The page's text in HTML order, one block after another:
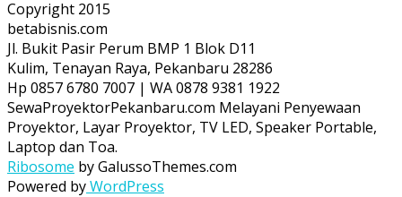
Copyright 2015
betabisnis.com
Jl. Bukit Pasir Perum BMP 1 Blok D11
Kulim, Tenayan Raya, Pekanbaru 28286
Hp 0857 6780 7007 | WA 0878 9381 1922
SewaProyektorPekanbaru.com Melayani Penyewaan
Proyektor, Layar Proyektor, TV LED, Speaker Portable,
Laptop dan Toa.
Ribosome by GalussoThemes.com
Powered byWordPress